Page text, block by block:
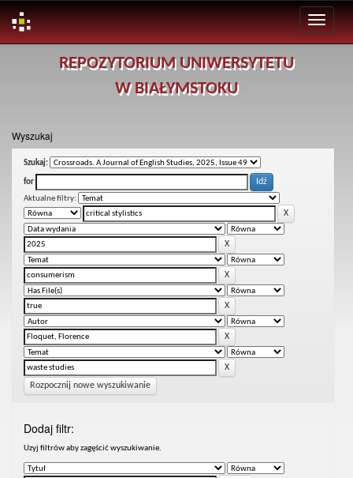
REPOZYTORIUM UNIWERSYTETU
W BIAŁYMSTOKU
Wyszukaj
Szukaj:
for
Aktualne filtry:
Rozpocznij nowe wyszukiwanie
Dodaj filtr:
Uzyj filtrów aby zagęścić wyszukiwanie.